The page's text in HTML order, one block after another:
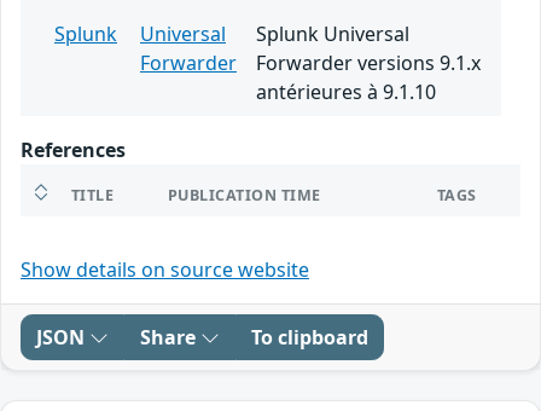
Splunk
Universal
Forwarder
Splunk Universal
Forwarder versions 9.1.x
antérieures à 9.1.10
References
TITLE PUBLICATION TIME TAGS
Show details on source website
JSON Share To clipboard